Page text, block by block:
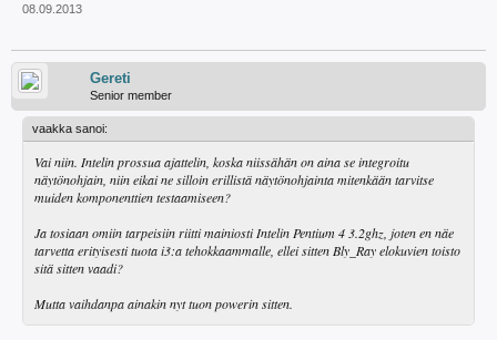
08.09.2013
Gereti
Senior member
vaakka sanoi:
Vai niin. Intelin prossua ajattelin, koska niissähän on aina se integroitu
näytönohjain, niin eikai ne silloin erillistä näytönohjainta mitenkään tarvitse
muiden komponenttien testaamiseen?
Ja tosiaan omiin tarpeisiin riitti mainiosti Intelin Pentium 4 3.2ghz, joten en näe
tarvetta erityisesti tuota i3:a tehokkaammalle, ellei sitten Bly_Ray elokuvien toisto
sitä sitten vaadi?
Mutta vaihdanpa ainakin nyt tuon powerin sitten.